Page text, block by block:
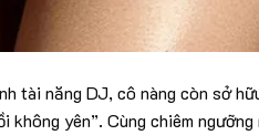
tài năng DJ, cô nàng còn sở
yên”. Cùng chiêm ngưỡng